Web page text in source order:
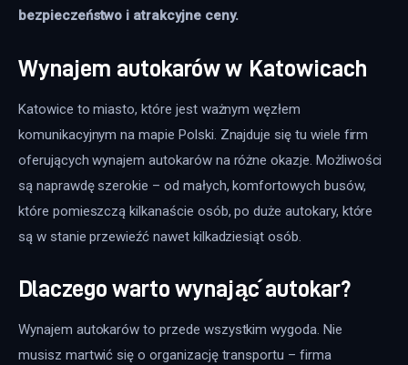
bezpieczeństwo i atrakcyjne ceny.
Wynajem autokarów w Katowicach
Katowice to miasto, które jest ważnym węzłem
komunikacyjnym na mapie Polski. Znajduje się tu wiele firm
oferujących wynajem autokarów na różne okazje. Możliwości
są naprawdę szerokie – od małych, komfortowych busów,
które pomieszczą kilkanaście osób, po duże autokary, które
są w stanie przewieźć nawet kilkadziesiąt osób.
Dlaczego warto wynająć autokar?
Wynajem autokarów to przede wszystkim wygoda. Nie
musisz martwić się o organizację transportu – firma